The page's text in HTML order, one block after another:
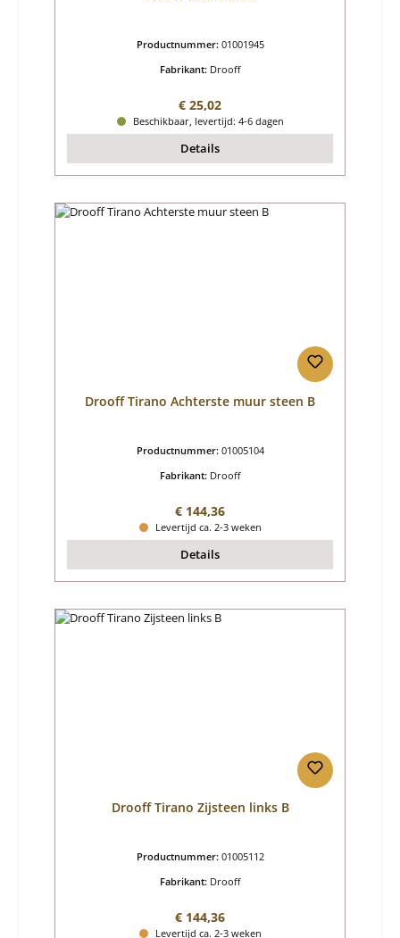
Productnummer: 01001945
Fabrikant: Drooff
Normale prijs:
€ 25,02
Beschikbaar, levertijd: 4-6 dagen
Details
Drooff Tirano Achterste muur steen B
Productnummer: 01005104
Fabrikant: Drooff
Normale prijs:
€ 144,36
Levertijd ca. 2-3 weken
Details
Drooff Tirano Zijsteen links B
Productnummer: 01005112
Fabrikant: Drooff
Normale prijs:
€ 144,36
Levertijd ca. 2-3 weken